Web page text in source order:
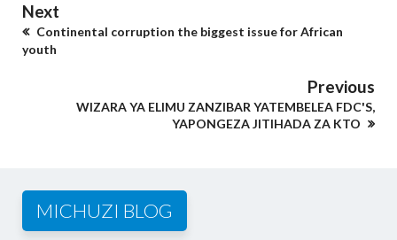
Next
Continental corruption the biggest issue for African
youth
Previous
WIZARA YA ELIMU ZANZIBAR YATEMBELEA FDC'S,
YAPONGEZA JITIHADA ZA KTO
MICHUZI BLOG